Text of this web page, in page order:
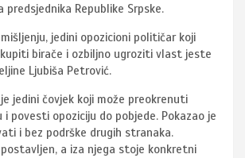
predsjednika Republike Srpske.
jedini opozicioni političar koji
birače i ozbiljno ugroziti vlast jeste
Ljubiša Petrović.
jedini čovjek koji može preokrenuti
povesti opoziciju do pobjede. Pokazao je
i bez podrške drugih stranaka.
a iza njega stoje konkretni